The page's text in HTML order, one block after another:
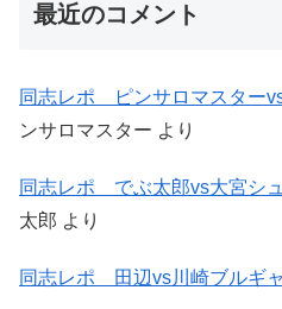
最近のコメント
同志レポ ピンサロマスター
ンサロマスター より
同志レポ でぶ太郎vs大宮シ
太郎 より
同志レポ 田辺vs川崎ブルギ